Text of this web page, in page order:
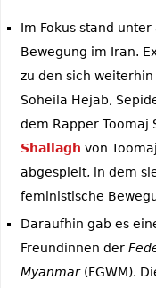
Im Fokus stand
Bewegung im Iran.
zu den sich
Soheila Hejab,
dem Rapper Toomaj
Shallagh von
abgespielt, in dem
feministische
Daraufhin gab es
Freundinnen der
Myanmar(FGWM).